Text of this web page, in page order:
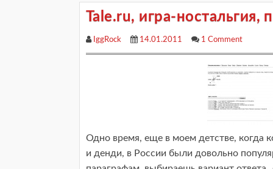
Tale.ru, игра-ностальгия,
IggRock 14.01.2011 1 Comment
Одно время, еще в моем детстве, когда
и денди, в России были довольно